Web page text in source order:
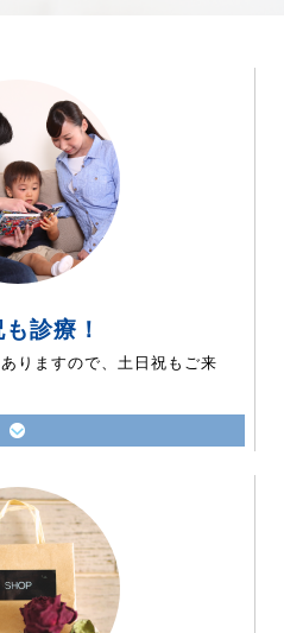
診療！
りますので、土日祝もご来